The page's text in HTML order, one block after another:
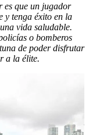
es que un jugador
y tenga éxito en la
vida saludable.
o bomberos
de poder disfrutar
a la élite.